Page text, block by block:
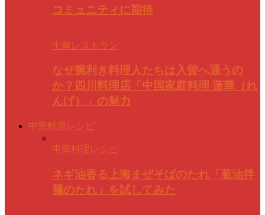
コミュニティに期待
中華レストラン
なぜ腕利き料理人たちは入曽へ通うの
か？四川料理店「中国家庭料理 蓮華（れ
んげ）」の魅力
中華料理レシピ
中華料理レシピ
ネギ油香る上海まぜそばのたれ「葱油拌
麺のたれ」を試してみた